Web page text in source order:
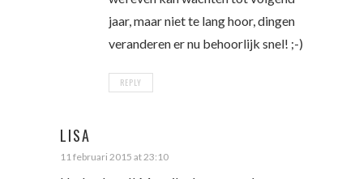
jaar, maar niet te lang hoor, dingen
veranderen er nu behoorlijk snel! ;-)
REPLY
LISA
11 februari 2015 at 23:10